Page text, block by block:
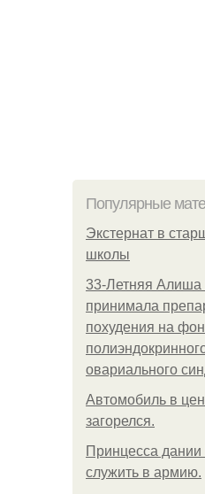
Популярные
Экстернат в
школы
33-Летняя Алиша
принимала
похудения на
овариального
Автомобиль в
загорелся.
Принцесса
служить в армию.